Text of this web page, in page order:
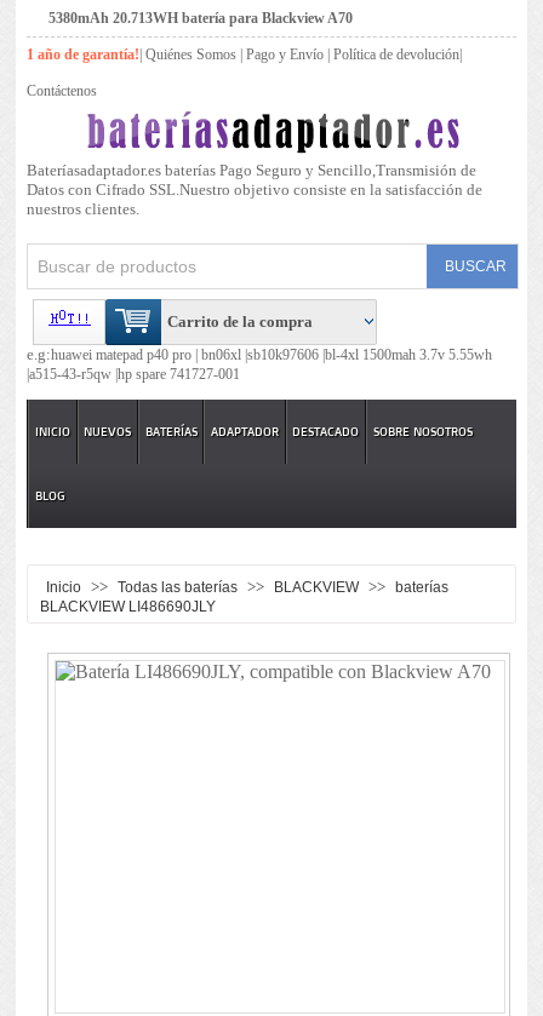
5380mAh 20.713WH batería para Blackview A70
1 año de garantía! |Quiénes Somos |Pago y Envío |Política de devolución
Contáctenos
Bateríasadaptador.es baterías Pago Seguro y Sencillo,Transmisión de
Datos con Cifrado SSL.Nuestro objetivo consiste en la satisfacción de
nuestros clientes.
Carrito de la compra
e.g:huawei matepad p40 pro |bn06xl |sb10k97606 |bl-4xl 1500mah 3.7v 5.55wh
|a515-43-r5qw |hp spare 741727-001
INICIO NUEVOS BATERÍAS ADAPTADOR DESTACADO SOBRE NOSOTROS
BLOG
Inicio >> Todas las baterías >> BLACKVIEW >>
baterías
BLACKVIEW LI486690JLY